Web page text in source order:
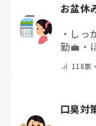
お盆休
・ しっ
勤💼 ・
118票
口臭対